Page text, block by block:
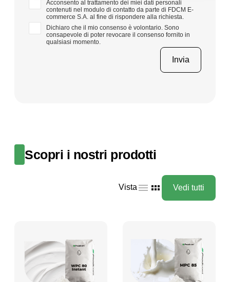
Acconsento al trattamento dei miei dati personali
contenuti nel modulo di contatto da parte di FDCM E-
commerce S.A. al fine di rispondere alla richiesta.
Dichiaro che il mio consenso è volontario. Sono
consapevole di poter revocare il consenso fornito in
qualsiasi momento.
Scopri i nostri prodotti
Vista Vedi tutti